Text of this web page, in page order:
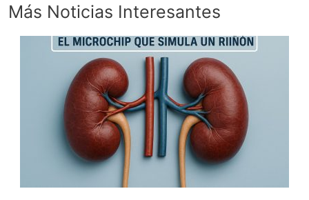
Más Noticias Interesantes